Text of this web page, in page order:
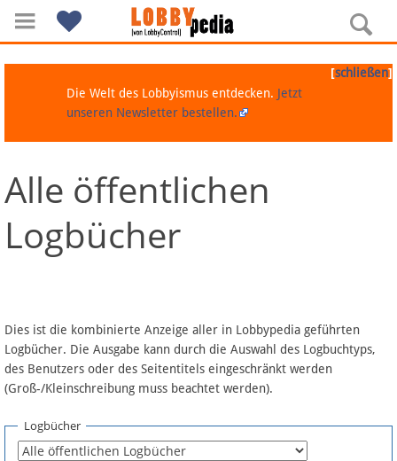
Navigation
Über Lobbypedia
Artikel nach Kategorien
FAQ
Fördermitglied werden
[schließen]
Die Welt des Lobbyismus entdecken. Jetzt
unseren Newsletter bestellen.
Alle öffentlichen
Logbücher
Dies ist die kombinierte Anzeige aller in Lobbypedia geführten
Logbücher. Die Ausgabe kann durch die Auswahl des Logbuchtyps,
des Benutzers oder des Seitentitels eingeschränkt werden
(Groß-/Kleinschreibung muss beachtet werden).
Logbücher